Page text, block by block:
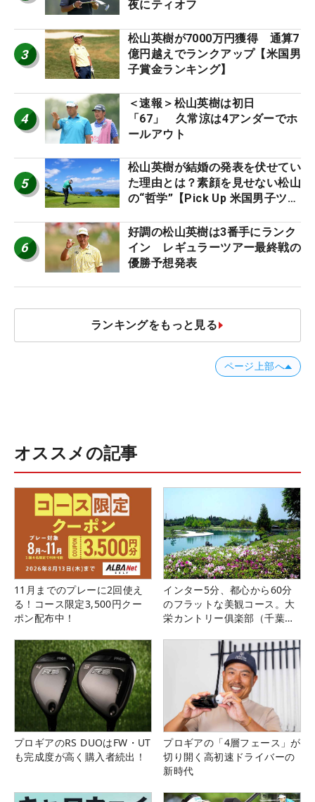
夜にティオフ
3
松山英樹が7000万円獲得 通算7
億円越えでランクアップ【米国男
子賞金ランキング】
4
＜速報＞松山英樹は初日
「67」 久常涼は4アンダーでホ
ールアウト
5
松山英樹が結婚の発表を伏せてい
た理由とは？素顔を見せない松山
の“哲学”【Pick Up 米国男子ツア
6
好調の松山英樹は3番手にランク
イン レギュラーツアー最終戦の
優勝予想発表
ランキングをもっと見る
ページ上部へ
オススメの記事
11月までのプレーに2回使え
る！コース限定3,500円クー
ポン配布中！
インター5分、都心から60分
のフラットな美観コース。大
栄カントリー俱楽部（千葉
プロギアのRS DUOはFW・UT
も完成度が高く購入者続出！
プロギアの「4層フェース」が
切り開く高初速ドライバーの
新時代